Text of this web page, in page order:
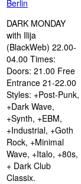
Berlin
DARK MONDAY
with Ilija
(BlackWeb) 22.00-
04.00 Times:
Doors: 21.00 Free
Entrance 21-22.00
Styles: +Post-Punk,
+Dark Wave,
+Synth, +EBM,
+Industrial, +Goth
Rock, +Minimal
Wave, +Italo, +80s,
+ Dark Club
Classix.